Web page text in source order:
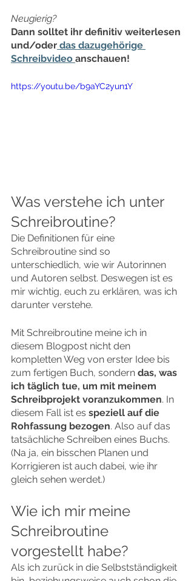
Neugierig?
Dann solltet ihr definitiv weiterlesen
und/oder das dazugehörige
Schreibvideo anschauen!
https://youtu.be/b9aYC2yun1Y
Was verstehe ich unter
Schreibroutine?
Die Definitionen für eine
Schreibroutine sind so
unterschiedlich, wie wir Autorinnen
und Autoren selbst. Deswegen ist es
mir wichtig, euch zu erklären, was ich
darunter verstehe.
Mit Schreibroutine meine ich in
diesem Blogpost nicht den
kompletten Weg von erster Idee bis
zum fertigen Buch, sondern das, was
ich täglich tue, um mit meinem
Schreibprojekt voranzukommen. In
diesem Fall ist es speziell auf die
Rohfassung bezogen. Also auf das
tatsächliche Schreiben eines Buchs.
(Na ja, ein bisschen Planen und
Korrigieren ist auch dabei, wie ihr
gleich sehen werdet.)
Wie ich mir meine
Schreibroutine
vorgestellt habe?
Als ich zurück in die Selbstständigkeit